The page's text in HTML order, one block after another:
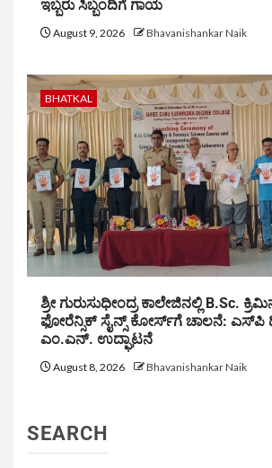
ಇಬ್ಬರು ಸಿಬ್ಬಂದಿಗೆ ಗಾಯ
August 9, 2026 Bhavanishankar Naik
BHATKAL
ಶ್ರೀ ಗುರುಸುಧೀಂದ್ರ ಕಾಲೇಜಿನಲ್ಲಿ B.Sc.
ಫೋರೆನ್ಸಿಕ್ ಸೈನ್ಸ್ ಕೋರ್ಸ್‌ಗೆ ಚಾಲನೆ: ಎಸ್‌ಪಿ
ಎಂ.ಎನ್. ಉದ್ಘಾಟನೆ
August 8, 2026 Bhavanishankar Naik
SEARCH